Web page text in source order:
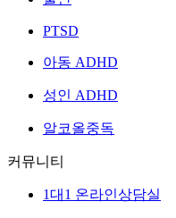
PTSD
아동 ADHD
성인 ADHD
알코올중독
커뮤니티
1대1 온라인상담실